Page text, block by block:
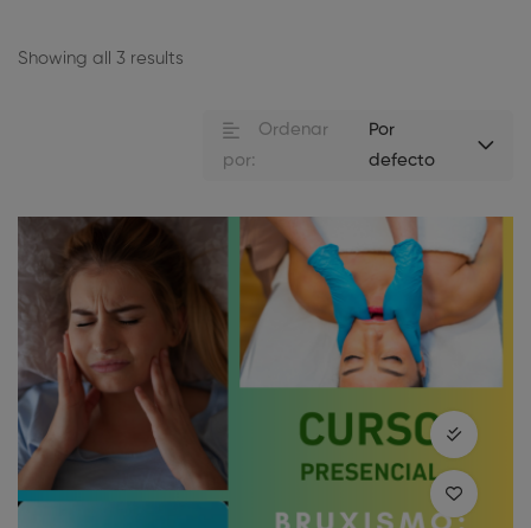
Showing all 3 results
Ordenar
por:
Por
defecto